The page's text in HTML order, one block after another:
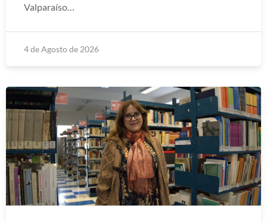
Valparaíso…
4 de Agosto de 2026